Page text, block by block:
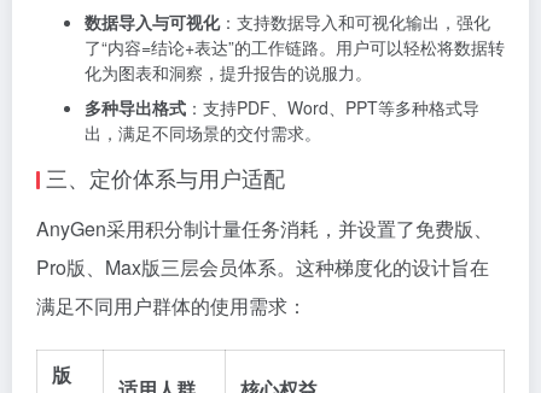
数据导入与可视化：支持数据导入和可视化输出，强化
了“内容=结论+表达”的工作链路。用户可以轻松将数据转
化为图表和洞察，提升报告的说服力。
多种导出格式 ：支持PDF、Word、PPT等多种格式导
出，满足不同场景的交付需求。
三、定价体系与用户适配
AnyGen采用积分制计量任务消耗，并设置了免费版、
Pro版、Max版三层会员体系。这种梯度化的设计旨在
满足不同用户群体的使用需求：
版